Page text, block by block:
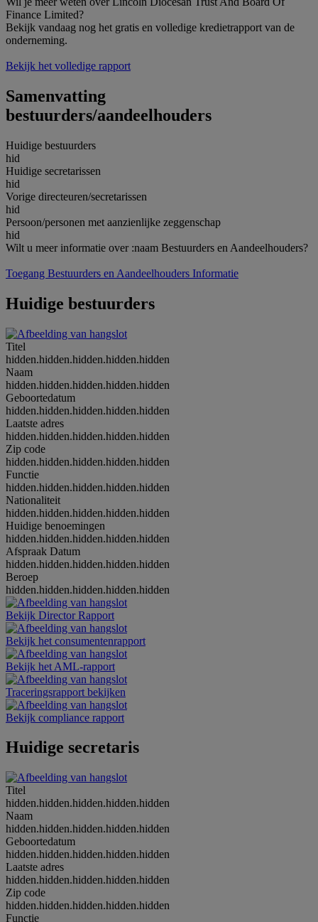
Finance Limited?
Bekijk vandaag nog het gratis en volledige kredietrapport van de
onderneming.
Bekijk het volledige rapport
Samenvatting
bestuurders/aandeelhouders
Huidige bestuurders
hid
Huidige secretarissen
hid
Vorige directeuren/secretarissen
hid
Persoon/personen met aanzienlijke zeggenschap
hid
Wilt u meer informatie over :naam Bestuurders en Aandeelhouders?
Toegang Bestuurders en Aandeelhouders Informatie
Huidige bestuurders
Titel
hidden.hidden.hidden.hidden.hidden
Naam
hidden.hidden.hidden.hidden.hidden
Geboortedatum
hidden.hidden.hidden.hidden.hidden
Laatste adres
hidden.hidden.hidden.hidden.hidden
Zip code
hidden.hidden.hidden.hidden.hidden
Functie
hidden.hidden.hidden.hidden.hidden
Nationaliteit
hidden.hidden.hidden.hidden.hidden
Huidige benoemingen
hidden.hidden.hidden.hidden.hidden
Afspraak Datum
hidden.hidden.hidden.hidden.hidden
Beroep
hidden.hidden.hidden.hidden.hidden
Bekijk Director Rapport
Bekijk het consumentenrapport
Bekijk het AML-rapport
Traceringsrapport bekijken
Bekijk compliance rapport
Huidige secretaris
Titel
hidden.hidden.hidden.hidden.hidden
Naam
hidden.hidden.hidden.hidden.hidden
Geboortedatum
hidden.hidden.hidden.hidden.hidden
Laatste adres
hidden.hidden.hidden.hidden.hidden
Zip code
hidden.hidden.hidden.hidden.hidden
Functie